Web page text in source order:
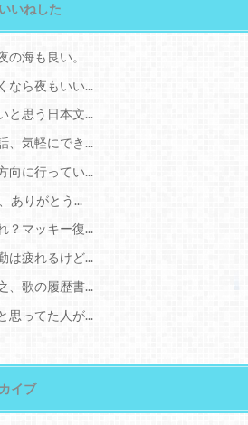
いねした
の海も良い。
なら夜もいい...
と思う日本文...
、気軽にでき...
向に行ってい...
ありがとう...
？マッキー復...
は疲れるけど...
、歌の履歴書...
思ってた人が...
イブ